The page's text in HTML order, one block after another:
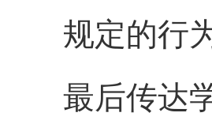
规定的行
最后传达